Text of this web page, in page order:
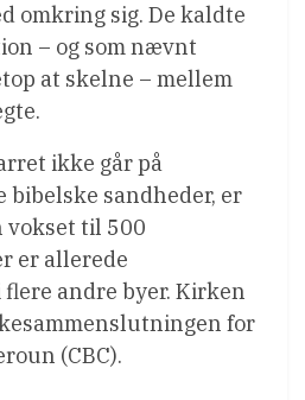
omkring sig. De kaldte
– og som nævnt
at skelne – mellem
ikke går på
bibelske sandheder, er
vokset til 500
er allerede
andre byer. Kirken
for
(CBC).